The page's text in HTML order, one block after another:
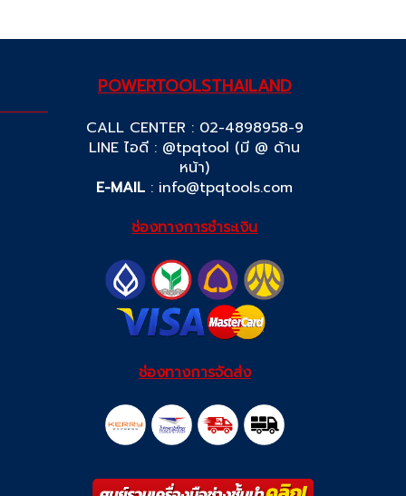
POWERTOOLSTHAILAND
CALL CENTER : 02-4898958-9
LINE ไอดี : @tpqtool (มี @ ด้าน
หน้า)
E-MAIL : info@tpqtools.com
ช่องทางการชำระเงิน
ช่องทางการจัดส่ง